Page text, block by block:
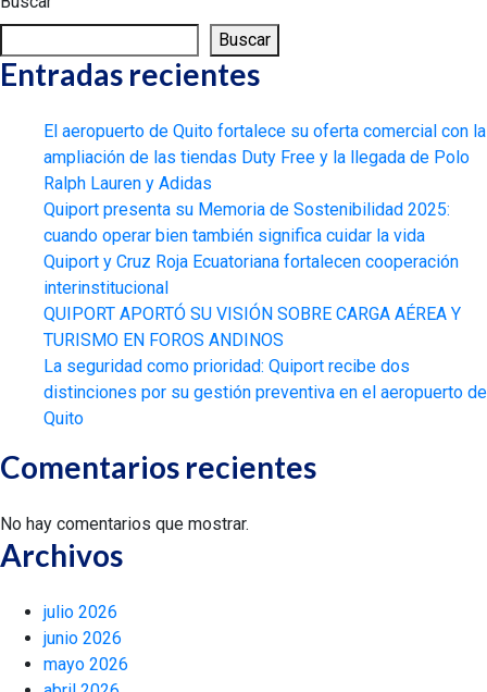
Buscar
Entradas recientes
El aeropuerto de Quito fortalece su oferta comercial con la
ampliación de las tiendas Duty Free y la llegada de Polo
Ralph Lauren y Adidas
Quiport presenta su Memoria de Sostenibilidad 2025:
cuando operar bien también significa cuidar la vida
Quiport y Cruz Roja Ecuatoriana fortalecen cooperación
interinstitucional
QUIPORT APORTÓ SU VISIÓN SOBRE CARGA AÉREA Y
TURISMO EN FOROS ANDINOS
La seguridad como prioridad: Quiport recibe dos
distinciones por su gestión preventiva en el aeropuerto de
Quito
Comentarios recientes
No hay comentarios que mostrar.
Archivos
julio 2026
junio 2026
mayo 2026